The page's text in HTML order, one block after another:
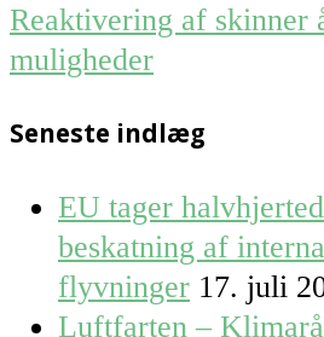
Reaktivering af skinner
muligheder
Seneste indlæg
EU tager
beskatning af
flyvninger 17. juli
Luftfarten –